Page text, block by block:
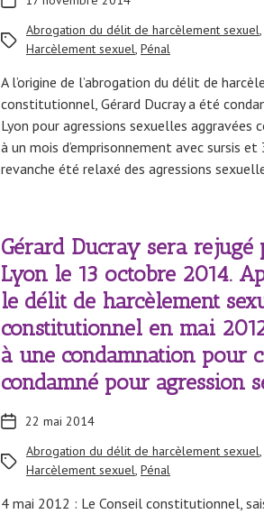
A l’origine de l’abrogation du délit de
constitutionnel, Gérard Ducray a été
Lyon pour agressions sexuelles aggravées
à un mois d’emprisonnement avec sursis et
revanche été relaxé des agressions
Abrogation du délit de harcèlement sexuel,
Harcèlement sexuel, Pénal
Gérard Ducray sera rejugé
Lyon le 13 octobre 2014.
le délit de harcèlement
constitutionnel en mai
à une condamnation pour
condamné pour agression
4 mai 2012 : Le Conseil constitutionnel,
22 mai 2014
Abrogation du délit de harcèlement sexuel,
Harcèlement sexuel, Pénal